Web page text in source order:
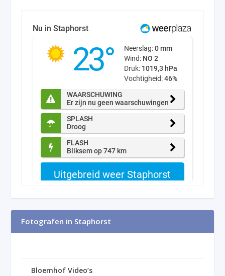
Fotografen in Staphorst
Bloemhof Video’s